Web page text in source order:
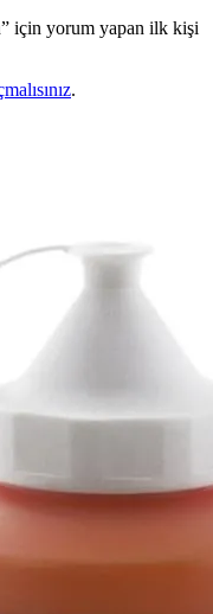
için yorum yapan ilk kişi
.